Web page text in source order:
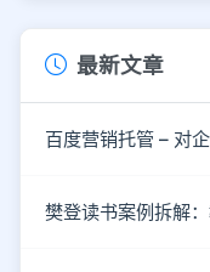
最新文章
百度营销托管 – 对
樊登读书案例拆解